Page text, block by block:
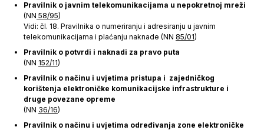
Pravilnik o javnim telekomunikacijama u nepokretnoj mreži
(NN 58/95)
Vidi: čl. 18. Pravilnika o numeriranju i adresiranju u javnim
telekomunikacijama i plaćanju naknade (NN 85/01)
Pravilnik o potvrdi i naknadi za pravo puta
(NN 152/11)
Pravilnik o načinu i uvjetima pristupa i zajedničkog
korištenja elektroničke komunikacijske infrastrukture i
druge povezane opreme
(NN 36/16)
Pravilnik o načinu i uvjetima određivanja zone elektroničke